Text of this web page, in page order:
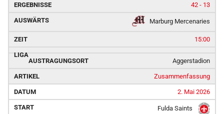
42 - 13
Marburg Mercenaries
15:00
Aggerstadion
Zusammenfassung
2. Mai 2026
Fulda Saints